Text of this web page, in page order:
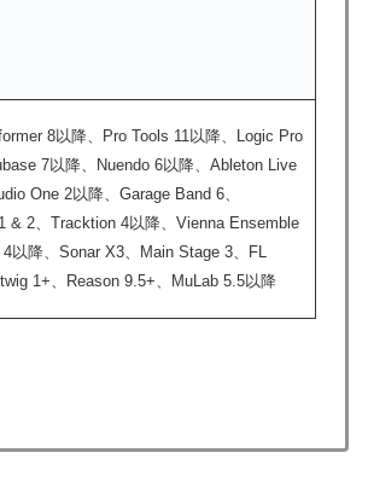
8以降、Pro Tools 11以降、Logic Pro
7以降、Nuendo 6以降、Ableton Live
One 2以降、Garage Band 6、
& 2、Tracktion 4以降、Vienna Ensemble
以降、Sonar X3、Main Stage 3、FL
1+、Reason 9.5+、MuLab 5.5以降